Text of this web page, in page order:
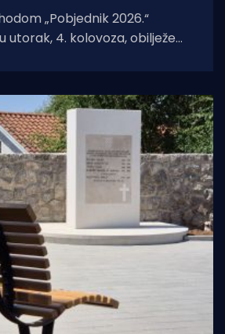
„Pobjednik 2026.“
utorak, 4. kolovoza, obilježeni